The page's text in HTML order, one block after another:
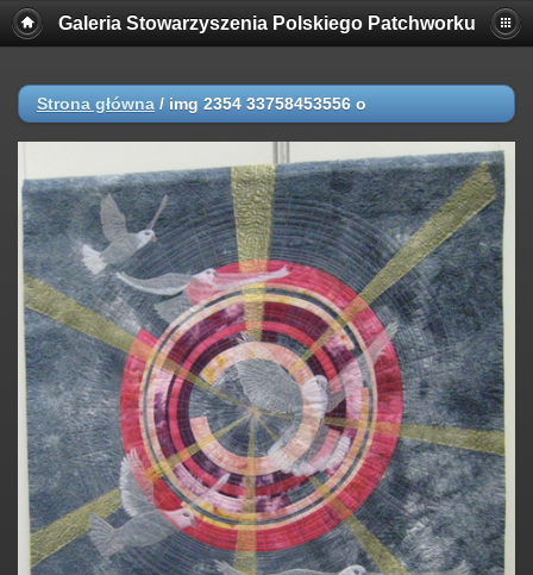
Galeria Stowarzyszenia Polskiego Patchworku
Strona główna / img 2354 33758453556 o